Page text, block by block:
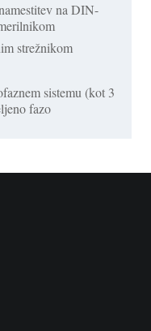
na DIN-
strežnikom
sistemu (kot 3
fazo